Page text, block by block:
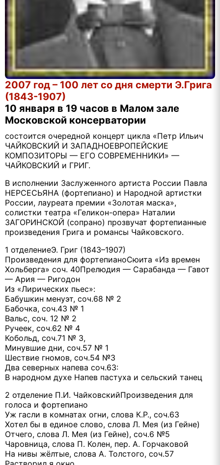
2007 год – 100 лет со дня смерти Э.Грига
(1843-1907)
10 января в 19 часов в Малом зале
Московской консерватории
состоится очередной концерт цикла «Петр Ильич
ЧАЙКОВСКИЙ И ЗАПАДНОЕВРОПЕЙСКИЕ
КОМПОЗИТОРЫ — ЕГО СОВРЕМЕННИКИ» —
ЧАЙКОВСКИЙ и ГРИГ.
В исполнении Заслуженного артиста России Павла
НЕРСЕСЬЯНА (фортепиано) и Народной артистки
России, лауреата премии «Золотая маска»,
солистки театра «Геликон-опера» Наталии
ЗАГОРИНСКОЙ (сопрано) прозвучат фортепианные
произведения Грига и романсы Чайковского.
1 отделениеЭ. Григ (1843–1907)
Произведения для фортепианоСюита «Из времен
Хольберга» соч. 40Прелюдия — Сарабанда — Гавот
— Ария — Ригодон
Из «Лирических пьес»:
Бабушкин менуэт, соч.68 № 2
Бабочка, соч.43 № 1
Вальс, соч. 12 № 2
Ручеек, соч.62 № 4
Кобольд, соч.71 № 3,
Минувшие дни, соч.57 № 1
Шествие гномов, соч.54 №3
Два северных напева соч.63:
В народном духе Напев пастуха и сельский танец
2 отделение П.И. ЧайковскийПроизведения для
голоса и фортепиано
Уж гасли в комнатах огни, слова К.Р., соч.63
Хотел бы в единое слово, слова Л. Мея (из Гейне)
Отчего, слова Л. Мея (из Гейне), соч.6 №5
Чаровница, слова П. Колен, пер. А. Горчаковой
На нивы жёлтые, слова А. Толстого, соч.57